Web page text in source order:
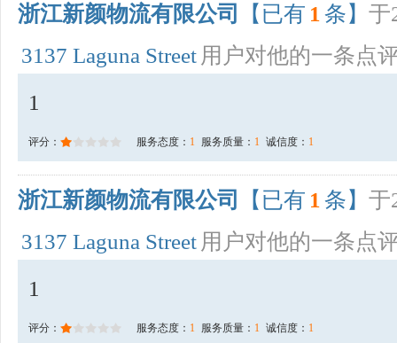
浙江新颜物流有限公司 【已有 1 条】 于
3137 Laguna Street 用户对他的一条点
1
评分： 服务态度： 1 服务质量： 1 诚信度： 1
浙江新颜物流有限公司 【已有 1 条】 于
3137 Laguna Street 用户对他的一条点
1
评分： 服务态度： 1 服务质量： 1 诚信度： 1